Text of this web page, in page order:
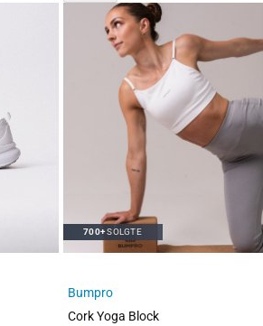
700+SOLGTE
Bumpro
Cork Yoga Block